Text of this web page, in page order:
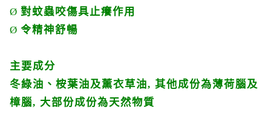
Ø 對蚊蟲咬傷具止癢作用
Ø 令精神舒暢
主要成分
冬綠油、桉葉油及薰衣草油, 其他成份為薄荷腦及
樟腦, 大部份成份為天然物質